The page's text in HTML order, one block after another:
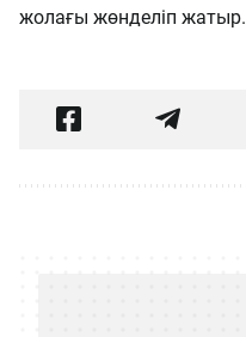
жолағы жөнделіп жатыр.